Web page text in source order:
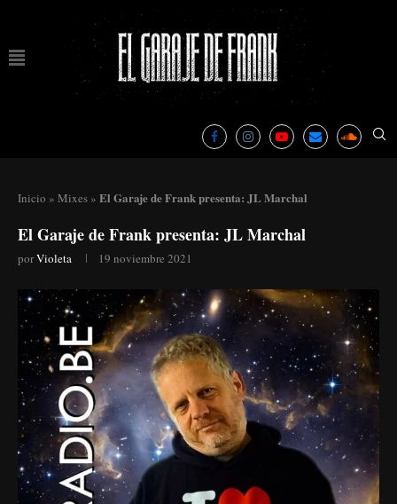
Inicio » Mixes » El Garaje de Frank presenta: JL Marchal
El Garaje de Frank presenta: JL Marchal
porVioleta 19 noviembre 2021